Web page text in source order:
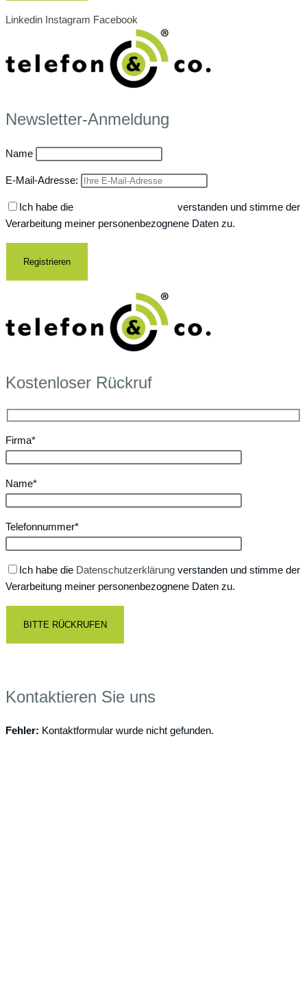
Linkedin Instagram Facebook
Newsletter-Anmeldung
Name
E-Mail-Adresse:
Ich habe die
verstanden und stimme der
Verarbeitung meiner personenbezognene Daten zu.
Kostenloser Rückruf
Firma*
Name*
Telefonnummer*
Ich habe die Datenschutzerklärung verstanden und stimme der
Verarbeitung meiner personenbezognene Daten zu.
Kontaktieren Sie uns
Fehler: Kontaktformular wurde nicht gefunden.